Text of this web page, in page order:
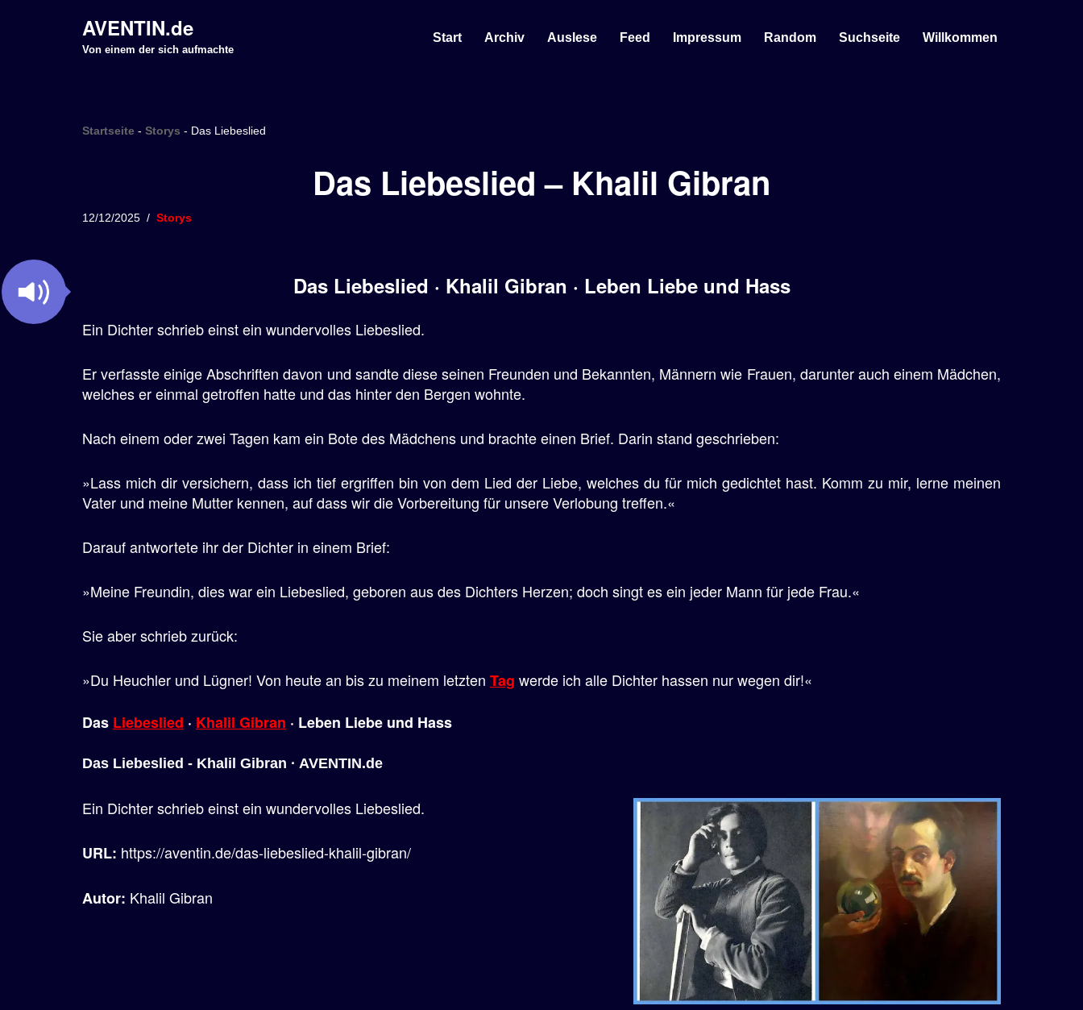
p
AVENTIN.de
Von einem der sich aufmachte
Start Archiv Auslese Feed Impressum Random Suchseite Willkommen
Startseite - Storys - Das Liebeslied
Das Liebeslied – Khalil Gibran
12/12/2025 Storys
Das Liebeslied · Khalil Gibran · Leben Liebe und Hass
Ein Dichter schrieb einst ein wundervolles Liebeslied.
Er verfasste einige Abschriften davon und sandte diese seinen Freunden und Bekannten, Männern wie Frauen, darunter auch einem Mädchen,
welches er einmal getroffen hatte und das hinter den Bergen wohnte.
Nach einem oder zwei Tagen kam ein Bote des Mädchens und brachte einen Brief. Darin stand geschrieben:
»Lass mich dir versichern, dass ich tief ergriffen bin von dem Lied der Liebe, welches du für mich gedichtet hast. Komm zu mir, lerne meinen
Vater und meine Mutter kennen, auf dass wir die Vorbereitung für unsere Verlobung treffen.«
Darauf antwortete ihr der Dichter in einem Brief:
»Meine Freundin, dies war ein Liebeslied, geboren aus des Dichters Herzen; doch singt es ein jeder Mann für jede Frau.«
Sie aber schrieb zurück:
»Du Heuchler und Lügner! Von heute an bis zu meinem letzten Tag werde ich alle Dichter hassen nur wegen dir!«
Das Liebeslied · Khalil Gibran · Leben Liebe und Hass
Das Liebeslied - Khalil Gibran · AVENTIN.de
Ein Dichter schrieb einst ein wundervolles Liebeslied.
URL: https://aventin.de/das-liebeslied-khalil-gibran/
Autor: Khalil Gibran